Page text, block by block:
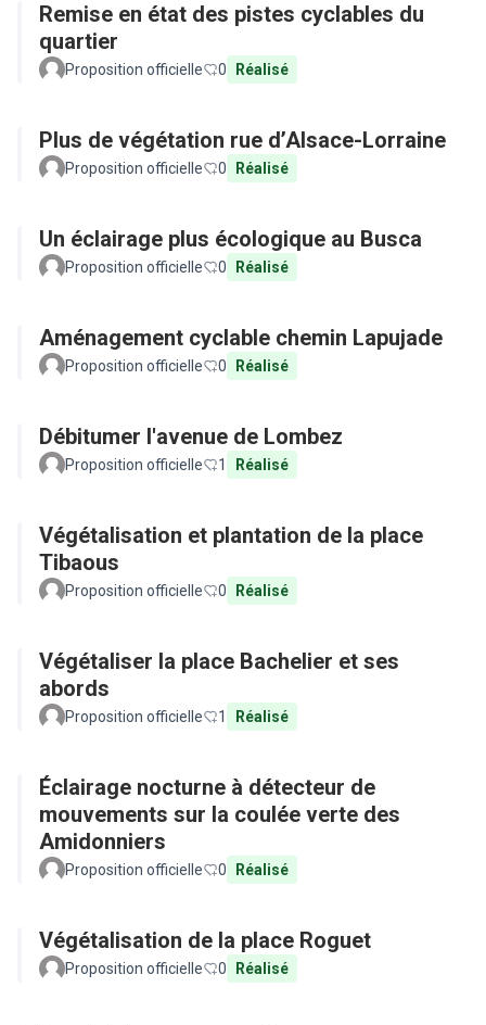
Remise en état des pistes cyclables du
quartier
Proposition officielle 0 Réalisé
Plus de végétation rue d’Alsace-Lorraine
Proposition officielle 0 Réalisé
Un éclairage plus écologique au Busca
Proposition officielle 0 Réalisé
Aménagement cyclable chemin Lapujade
Proposition officielle 0 Réalisé
Débitumer l'avenue de Lombez
Proposition officielle 1 Réalisé
Végétalisation et plantation de la place
Tibaous
Proposition officielle 0 Réalisé
Végétaliser la place Bachelier et ses
abords
Proposition officielle 1 Réalisé
Éclairage nocturne à détecteur de
mouvements sur la coulée verte des
Amidonniers
Proposition officielle 0 Réalisé
Végétalisation de la place Roguet
Proposition officielle 0 Réalisé